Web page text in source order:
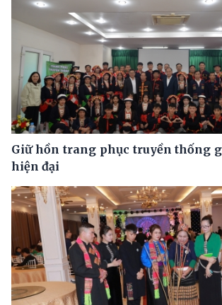
Giữ hồn trang phục truyền thống
hiện đại